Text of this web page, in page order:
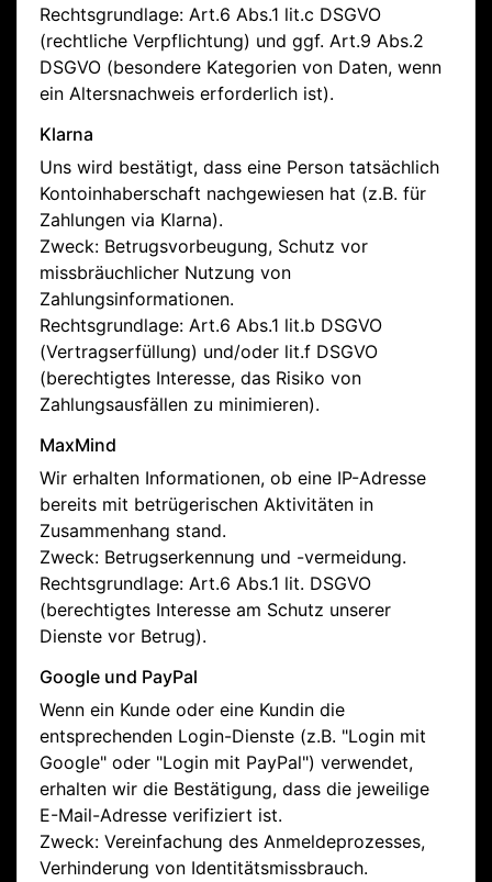
Rechtsgrundlage: Art.6 Abs.1 lit.c DSGVO
(rechtliche Verpflichtung) und ggf. Art.9 Abs.2
DSGVO (besondere Kategorien von Daten, wenn
ein Altersnachweis erforderlich ist).
Klarna
Uns wird bestätigt, dass eine Person tatsächlich
Kontoinhaberschaft nachgewiesen hat (z.B. für
Zahlungen via Klarna).
Zweck: Betrugsvorbeugung, Schutz vor
missbräuchlicher Nutzung von
Zahlungsinformationen.
Rechtsgrundlage: Art.6 Abs.1 lit.b DSGVO
(Vertragserfüllung) und/oder lit.f DSGVO
(berechtigtes Interesse, das Risiko von
Zahlungsausfällen zu minimieren).
MaxMind
Wir erhalten Informationen, ob eine IP-Adresse
bereits mit betrügerischen Aktivitäten in
Zusammenhang stand.
Zweck: Betrugserkennung und -vermeidung.
Rechtsgrundlage: Art.6 Abs.1 lit. DSGVO
(berechtigtes Interesse am Schutz unserer
Dienste vor Betrug).
Google und PayPal
Wenn ein Kunde oder eine Kundin die
entsprechenden Login-Dienste (z.B. "Login mit
Google" oder "Login mit PayPal") verwendet,
erhalten wir die Bestätigung, dass die jeweilige
E-Mail-Adresse verifiziert ist.
Zweck: Vereinfachung des Anmeldeprozesses,
Verhinderung von Identitätsmissbrauch.